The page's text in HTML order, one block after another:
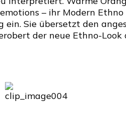
– ihr Modern
ein. Sie übersetzt den
der neue Ethno-Look